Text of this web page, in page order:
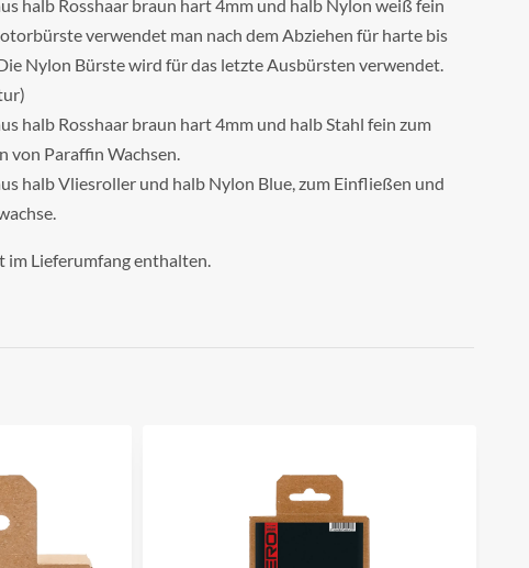
halb Rosshaar braun hart 4mm und halb Nylon weiß fein
verwendet man nach dem Abziehen für harte bis
Nylon Bürste wird für das letzte Ausbürsten verwendet.
halb Rosshaar braun hart 4mm und halb Stahl fein zum
von Paraffin Wachsen.
halb Vliesroller und halb Nylon Blue, zum Einfließen und
im Lieferumfang enthalten.